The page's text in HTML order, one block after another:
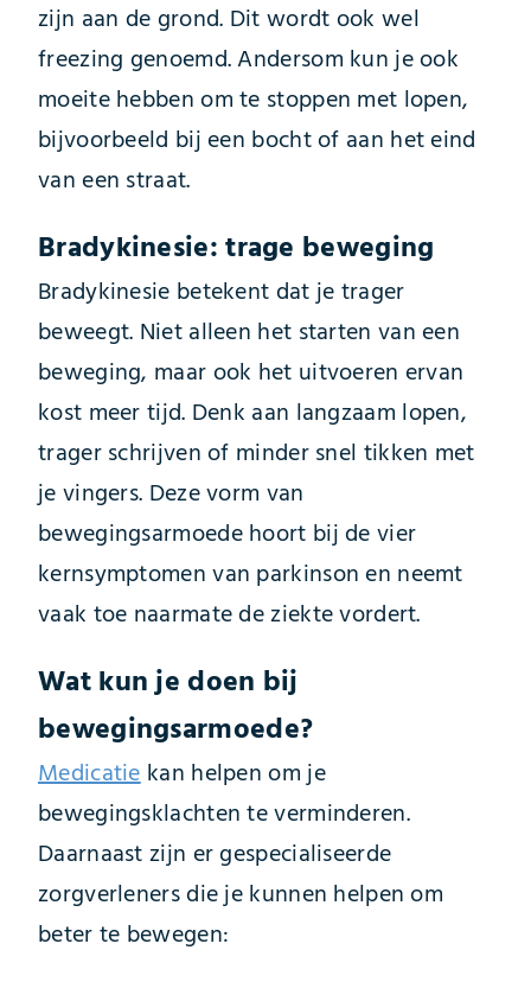
zijn aan de grond. Dit wordt ook wel
freezing genoemd. Andersom kun je ook
moeite hebben om te stoppen met lopen,
bijvoorbeeld bij een bocht of aan het eind
van een straat.
Bradykinesie: trage beweging
Bradykinesie betekent dat je trager
beweegt. Niet alleen het starten van een
beweging, maar ook het uitvoeren ervan
kost meer tijd. Denk aan langzaam lopen,
trager schrijven of minder snel tikken met
je vingers. Deze vorm van
bewegingsarmoede hoort bij de vier
kernsymptomen van parkinson en neemt
vaak toe naarmate de ziekte vordert.
Wat kun je doen bij
bewegingsarmoede?
Medicatiekan helpen om je
bewegingsklachten te verminderen.
Daarnaast zijn er gespecialiseerde
zorgverleners die je kunnen helpen om
beter te bewegen: